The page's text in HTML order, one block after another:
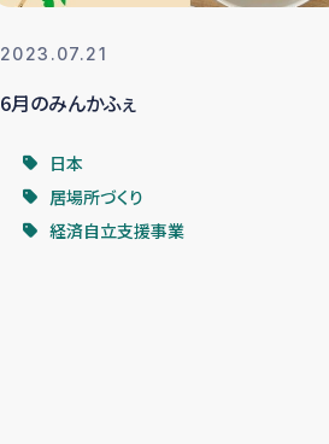
アグロフォレスト
2023.07.21
6月のみんかふぇ
日本
居場所づくり
経済自立支援事業